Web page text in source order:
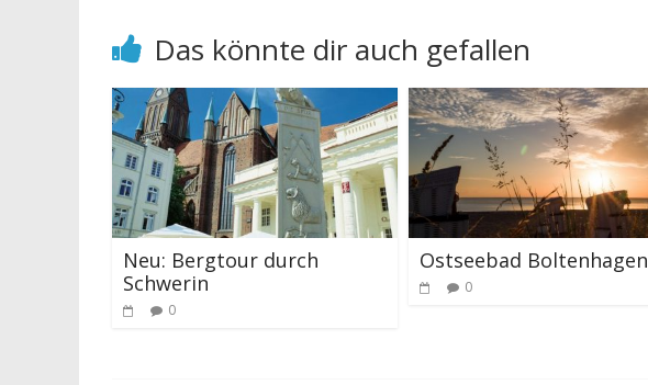
Das könnte dir auch gefallen
Neu: Bergtour durch
Schwerin
0
Ostseebad Boltenhagen
0